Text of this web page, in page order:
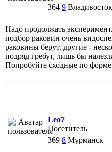
364 9 Владивосток
Надо продолжать
подбор раковин очень
раковины берут. другие -
подряд гребут, лишь бы
Попробуйте сходные по
Leo7
Посетитель
369 8 Мурманск